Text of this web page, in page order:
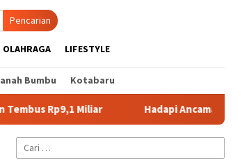
Pencarian
OLAHRAGA LIFESTYLE
Bumbu Kotabaru
Miliar Hadapi Ancaman Banjir hingga
Cari
untuk: